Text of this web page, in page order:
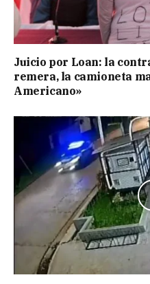
Juicio por Loan: la
remera, la camioneta
Americano»